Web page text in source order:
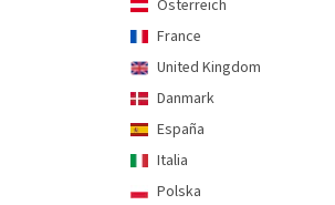
Österreich
France
United Kingdom
Danmark
España
Italia
Polska